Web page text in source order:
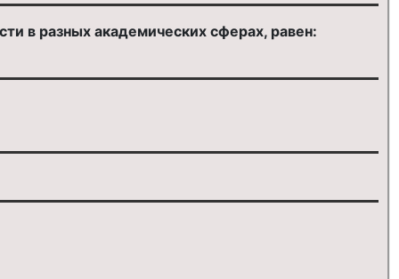
в разных академических сферах, равен: